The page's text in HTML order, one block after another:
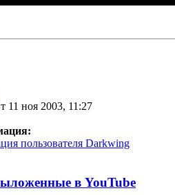
11 ноя 2003, 11:27
пользователя Darkwing
в YouTube